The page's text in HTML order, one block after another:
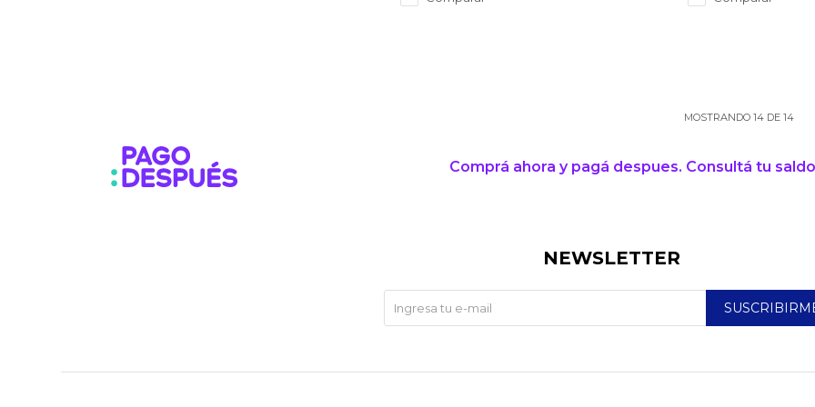
MOSTRANDO14 DE14
Comprá ahora y pagá despues. Consultá tu
NEWSLETTER